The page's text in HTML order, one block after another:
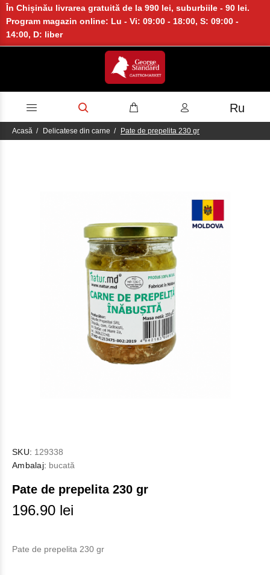
În Chișinău livrarea gratuită de la 990 lei, suburbiile - 90 lei.
Program magazin online: Lu - Vi: 09:00 - 18:00, S: 09:00 -
14:00, D: liber
Ru
Acasă Delicatese din carne Pate de prepelita 230 gr
SKU: 129338
Ambalaj: bucată
Pate de prepelita 230 gr
196.90 lei
Pate de prepelita 230 gr